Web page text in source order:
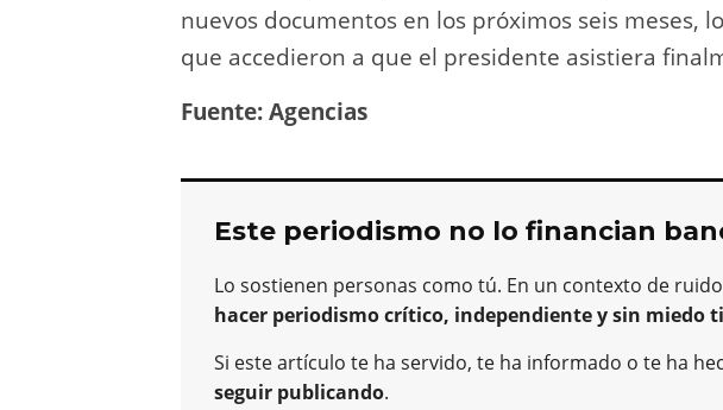
nuevos documentos en los próximos seis meses,
que accedieron a que el presidente asistiera
Fuente: Agencias
Este periodismo no lo financian
Lo sostienen personas como tú. En un contexto de
hacer periodismo crítico, independiente y sin miedo
Si este artículo te ha servido, te ha informado o te ha
seguir publicando.